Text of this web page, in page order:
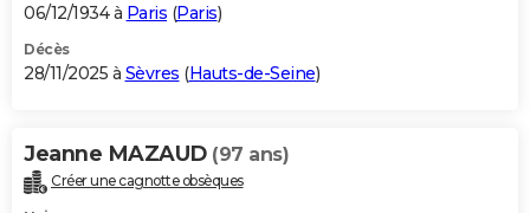
06/12/1934 à Paris (Paris)
Décès
28/11/2025 à Sèvres (Hauts-de-Seine)
Jeanne MAZAUD (97 ans)
Créer une cagnotte obsèques